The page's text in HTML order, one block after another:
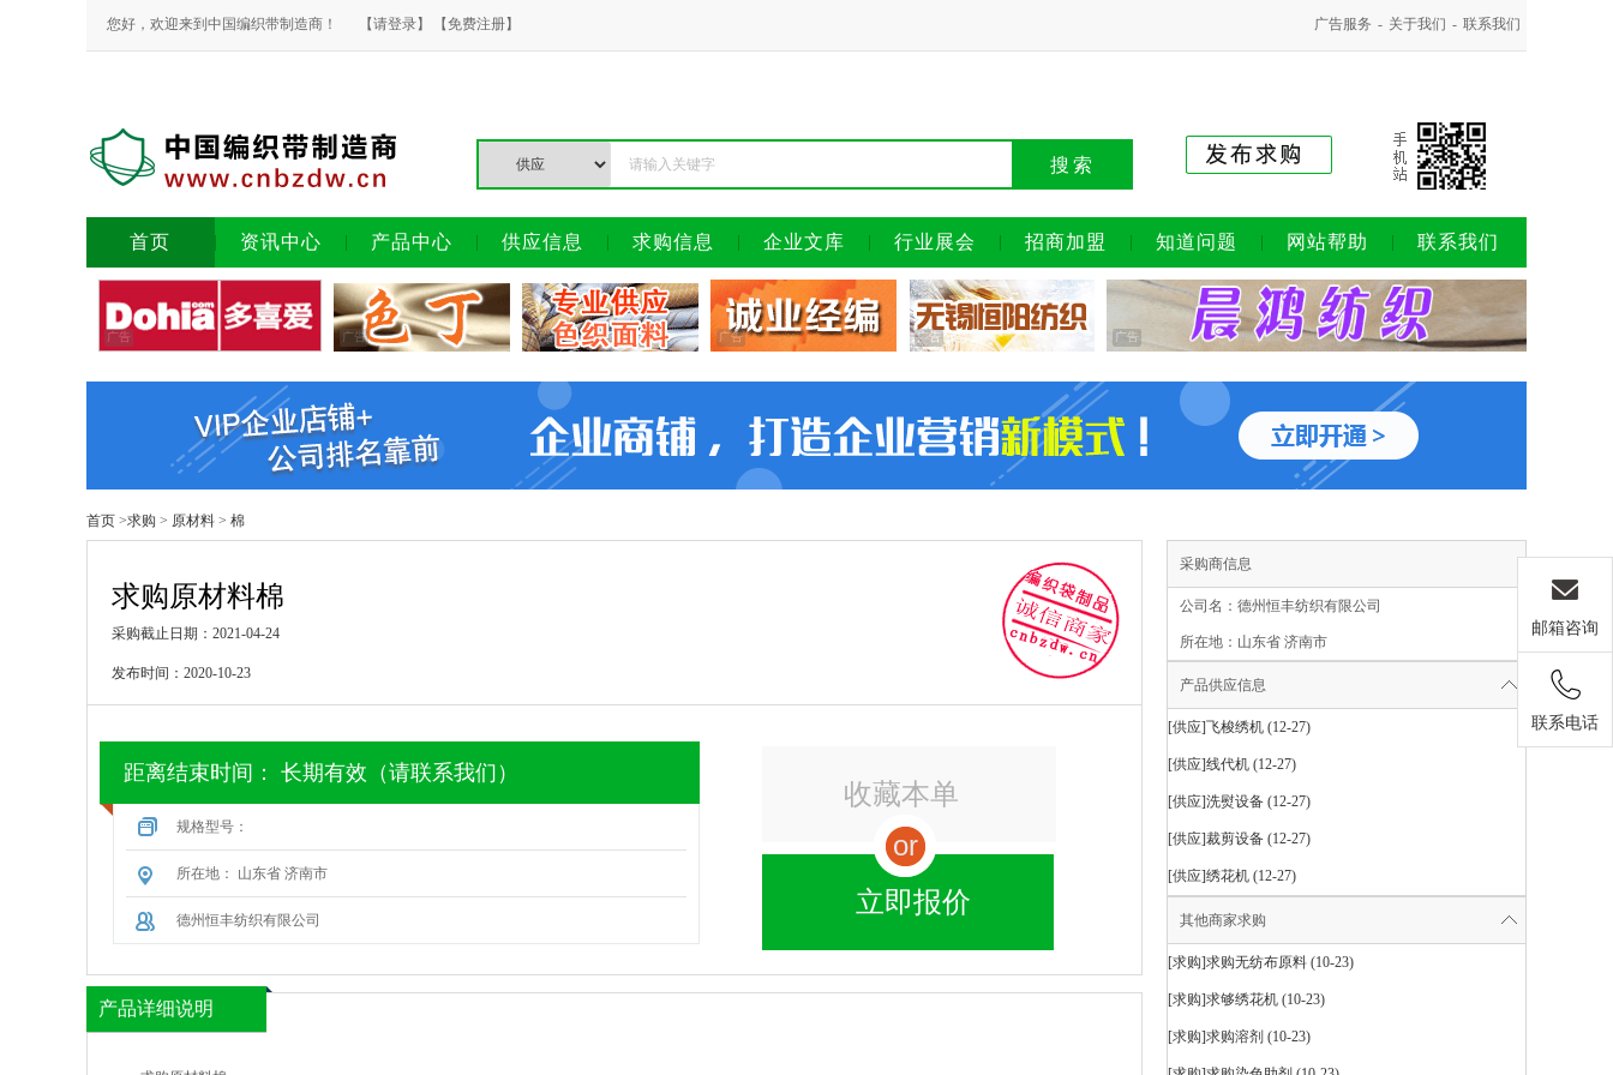
您好，欢迎来到中国编织带制造商！ 【请登录】 【免费注册】 广告服务 - 关于我们 - 联系我们
搜索
首页 资讯中心 产品中心 供应信息 求购信息 企业文库 行业展会 招商加盟 知道问题 网站帮助 联系我们
广告 广告 广告 广告 广告 广告
首页 >求购 > 原材料 > 棉
求购原材料棉
采购截止日期：2021-04-24
发布时间：2020-10-23
距离结束时间： 长期有效（请联系我们）
规格型号：
所在地： 山东省 济南市
德州恒丰纺织有限公司
收藏本单
or
立即报价
产品详细说明
采购商信息
公司名：德州恒丰纺织有限公司
所在地：山东省 济南市
产品供应信息
[供应]飞梭绣机 (12-27)
[供应]线代机 (12-27)
[供应]洗熨设备 (12-27)
[供应]裁剪设备 (12-27)
[供应]绣花机 (12-27)
其他商家求购
[求购]求购无纺布原料 (10-23)
[求购]求够绣花机 (10-23)
[求购]求购溶剂 (10-23)
邮箱咨询
联系电话